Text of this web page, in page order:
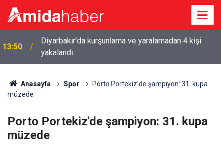
13:50
Diyarbakır’da kurşunlama ve yaralamadan 4 kişi
yakalandı
Anasayfa Spor
Porto Portekiz'de şampiyon: 31. kupa
müzede
Porto Portekiz'de şampiyon: 31. kupa
müzede